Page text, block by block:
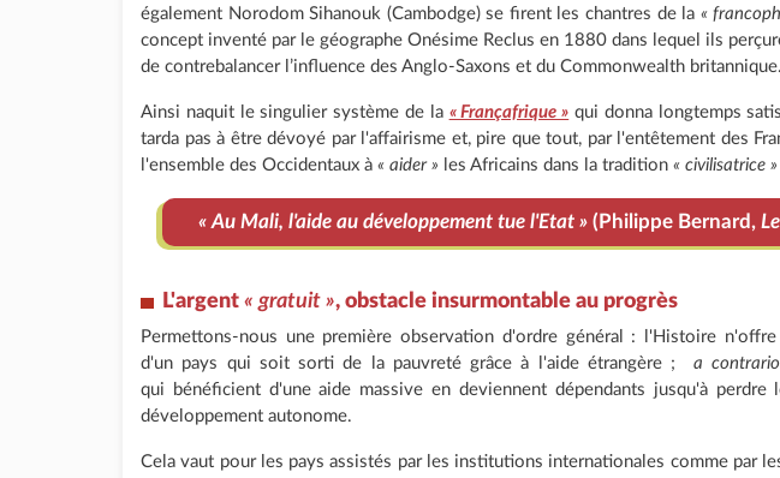
également Norodom Sihanouk (Cambodge) se firent les chantres de la «
concept inventé par le géographe Onésime Reclus en 1880 dans lequel ils
de contrebalancer l’influence des Anglo-Saxons et du Commonwealth britannique.
Ainsi naquit le singulier système de la « Françafrique » qui donna longtemps
tarda pas à être dévoyé par l'affairisme et, pire que tout, par l'entêtement des
l'ensemble des Occidentaux à « aider » les Africains dans la tradition « civilisatrice »
« Au Mali, l'aide au développement tue l'Etat » (Philippe Bernard,
L'argent « gratuit », obstacle insurmontable au progrès
Permettons-nous une première observation d'ordre général : l'Histoire n'offre
d'un pays qui soit sorti de la pauvreté grâce à l'aide étrangère ; a contrario
qui bénéficient d'une aide massive en deviennent dépendants jusqu'à perdre
développement autonome.
Cela vaut pour les pays assistés par les institutions internationales comme par